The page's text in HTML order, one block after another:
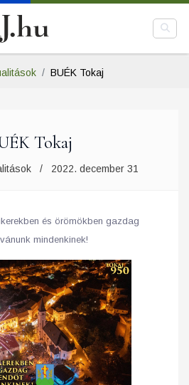
BUÉK Tokaj
Tokaj
2022. december 31
és örömökben gazdag
mindenkinek!